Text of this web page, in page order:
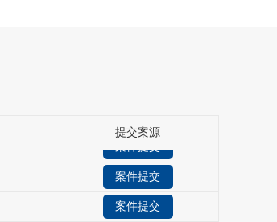
提交案源
案件提交
案件提交
案件提交
案件提交